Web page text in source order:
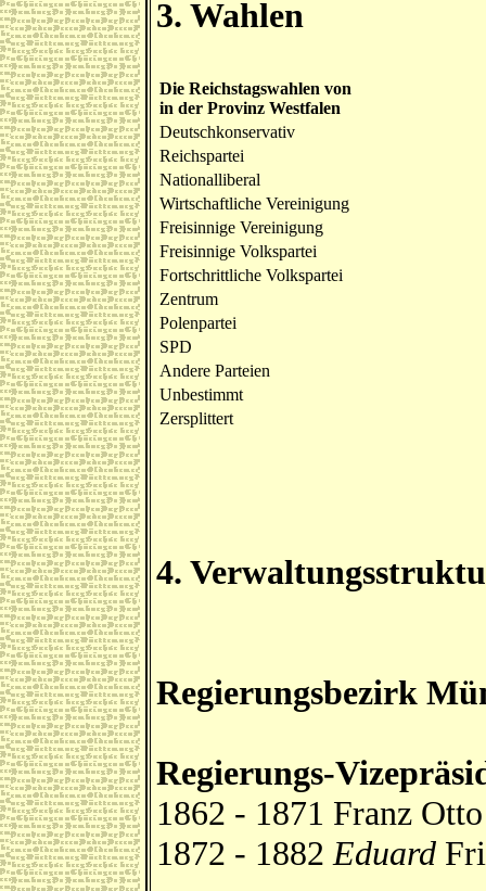
3. Wahlen
Die Reichstagswahlen von
in der Provinz Westfalen
Deutschkonservativ
Reichspartei
Nationalliberal
Wirtschaftliche Vereinigung
Freisinnige Vereinigung
Freisinnige Volkspartei
Fortschrittliche Volkspartei
Zentrum
Polenpartei
SPD
Andere Parteien
Unbestimmt
Zersplittert
4.
Regierungsbezirk
Regierungs-
1862 - 1871 Franz
1872 - 1882 Eduard